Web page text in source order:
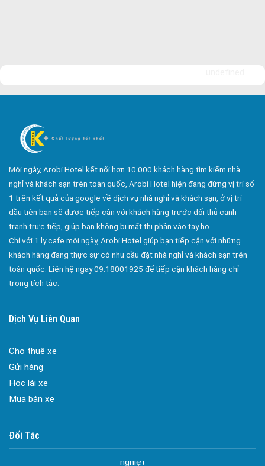
Mỗi ngày, Arobi Hotel kết nối hơn 10.000 khách hàng tìm kiếm nhà
nghỉ và khách sạn trên toàn quốc, Arobi Hotel hiện đang đứng vị trí số
1 trên kết quả của google về dịch vụ nhà nghỉ và khách sạn, ở vị trí
đầu tiên bạn sẽ được tiếp cận với khách hàng trước đối thủ cạnh
tranh trực tiếp, giúp bạn không bị mất thị phần vào tay họ.
Chỉ với 1 ly cafe mỗi ngày, Arobi Hotel giúp bạn tiếp cận với những
khách hàng đang thực sự có nhu cầu đặt nhà nghỉ và khách sạn trên
toàn quốc. Liên hệ ngay 09.18001925 để tiếp cận khách hàng chỉ
trong tích tắc.
Dịch Vụ Liên Quan
Cho thuê xe
Gửi hàng
Học lái xe
Mua bán xe
Đối Tác
Cửa nhôm chống gió mưa – Hiên ngang giữa thời tiết khắc